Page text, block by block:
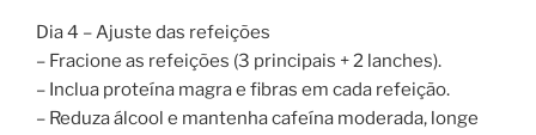
Dia 4 – Ajuste das refeições
– Fracione as refeições (3 principais + 2 lanches).
– Inclua proteína magra e fibras em cada refeição.
– Reduza álcool e mantenha cafeína moderada, longe